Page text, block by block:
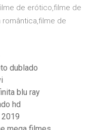
de erótico,filme de
de
dublado
blu ray
hd